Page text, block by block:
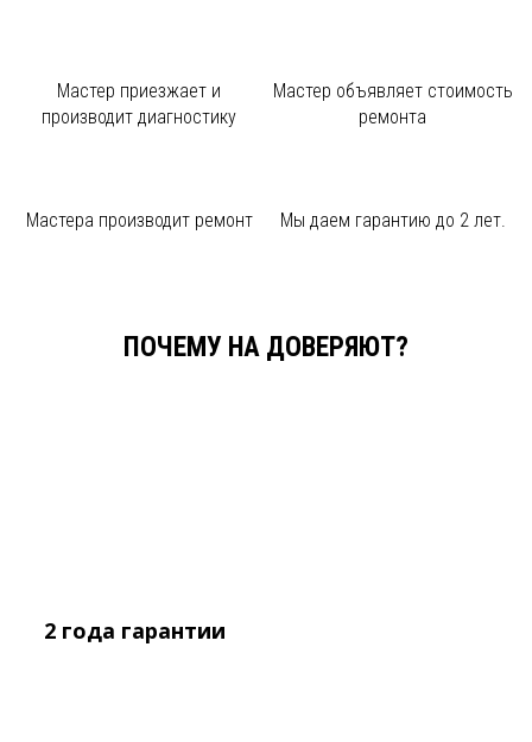
Мастер приезжает и
производит диагностику
Мастер объявляетстоимость
ремонта
Мастера производитремонт Мы даем гарантию до 2 лет.
ПОЧЕМУ НА ДОВЕРЯЮТ?
2 года гарантии